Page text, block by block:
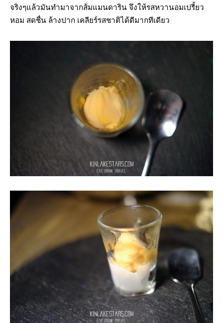
จริงๆแล้วมันทำมาจากส้มแมนดาริน จึงให้รสหวานอมเปรี้ยว
หอม สดชื่น ล้างปาก เคลียร์รสชาติได้ดีมากทีเดียว